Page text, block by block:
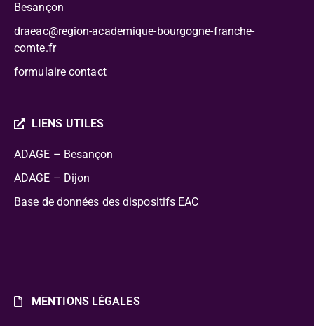
Besançon
draeac@region-academique-bourgogne-franche-
comte.fr
formulaire contact
LIENS UTILES
ADAGE – Besançon
ADAGE – Dijon
Base de données des dispositifs EAC
MENTIONS LÉGALES